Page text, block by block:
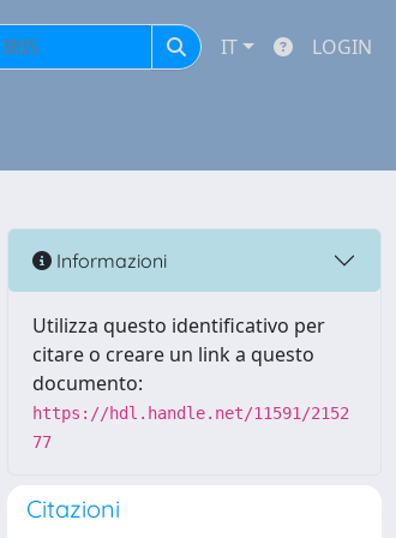
IT LOGIN
Informazioni
Utilizza questo identificativo per
citare o creare un link a questo
documento:
https://hdl.handle.net/11591/2152
77
Citazioni